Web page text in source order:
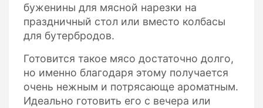
буженины для мясной нарезки на
праздничный стол или вместо колбасы
для бутербродов.
Готовится такое мясо достаточно долго,
но именно благодаря этому получается
очень нежным и потрясающе ароматным.
Идеально готовить его с вечера или